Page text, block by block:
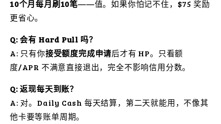
10个月每月刷10笔——值。如果你怕记不住，$75 奖励
更省心。
Q: 会有 Hard Pull 吗？
A: 只有你接受额度完成申请后才有 HP。只看额
度/APR 不满意直接退出，完全不影响信用分数。
Q: 返现每天到账？
A: 对。Daily Cash 每天结算，第二天就能用，不像其
他卡要等账单周期。